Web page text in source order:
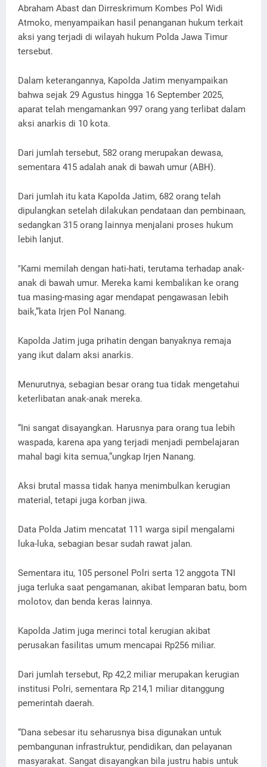
Abraham Abast dan Dirreskrimum Kombes Pol Widi
Atmoko, menyampaikan hasil penanganan hukum terkait
aksi yang terjadi di wilayah hukum Polda Jawa Timur
tersebut.
Dalam keterangannya, Kapolda Jatim menyampaikan
bahwa sejak 29 Agustus hingga 16 September 2025,
aparat telah mengamankan 997 orang yang terlibat dalam
aksi anarkis di 10 kota.
Dari jumlah tersebut, 582 orang merupakan dewasa,
sementara 415 adalah anak di bawah umur (ABH).
Dari jumlah itu kata Kapolda Jatim, 682 orang telah
dipulangkan setelah dilakukan pendataan dan pembinaan,
sedangkan 315 orang lainnya menjalani proses hukum
lebih lanjut.
"Kami memilah dengan hati-hati, terutama terhadap anak-
anak di bawah umur. Mereka kami kembalikan ke orang
tua masing-masing agar mendapat pengawasan lebih
baik,”kata Irjen Pol Nanang.
Kapolda Jatim juga prihatin dengan banyaknya remaja
yang ikut dalam aksi anarkis.
Menurutnya, sebagian besar orang tua tidak mengetahui
keterlibatan anak-anak mereka.
“Ini sangat disayangkan. Harusnya para orang tua lebih
waspada, karena apa yang terjadi menjadi pembelajaran
mahal bagi kita semua,”ungkap Irjen Nanang.
Aksi brutal massa tidak hanya menimbulkan kerugian
material, tetapi juga korban jiwa.
Data Polda Jatim mencatat 111 warga sipil mengalami
luka-luka, sebagian besar sudah rawat jalan.
Sementara itu, 105 personel Polri serta 12 anggota TNI
juga terluka saat pengamanan, akibat lemparan batu, bom
molotov, dan benda keras lainnya.
Kapolda Jatim juga merinci total kerugian akibat
perusakan fasilitas umum mencapai Rp256 miliar.
Dari jumlah tersebut, Rp 42,2 miliar merupakan kerugian
institusi Polri, sementara Rp 214,1 miliar ditanggung
pemerintah daerah.
“Dana sebesar itu seharusnya bisa digunakan untuk
pembangunan infrastruktur, pendidikan, dan pelayanan
masyarakat. Sangat disayangkan bila justru habis untuk